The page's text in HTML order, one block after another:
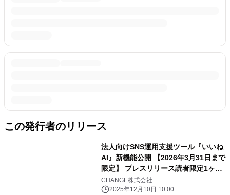
この発行者のリリース
法人向けSNS運用支援ツール『いいね
AI』新機能公開 【2026年3月31日まで
限定】 プレスリリース読者限定1ヶ月
無料キャンペーン実施中 SNS運用
の"手間"をAIが自動で解消―― 分析か
CHANGE株式会社
2025年12月10日 10:00